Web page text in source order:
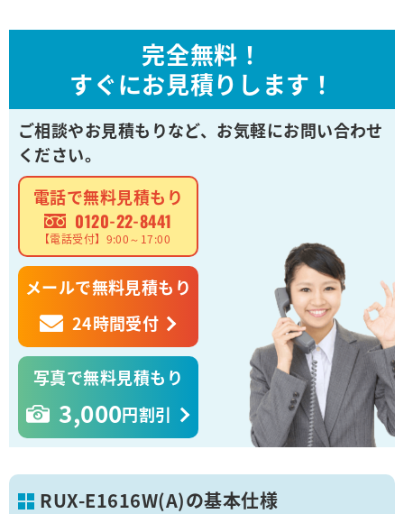
完全無料！
すぐにお見積りします！
ご相談やお見積もりなど、 お気軽にお問い合わせ
ください。
電話で無料見積もり
0120-22-8441
【電話受付】9:00～17:00
メールで無料見積もり
24時間受付
写真で無料見積もり
3,000円割引
RUX-E1616W(A)の基本仕様